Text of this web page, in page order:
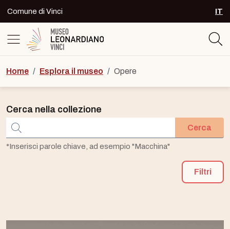
Comune di Vinci IT
Home / Esplora il museo / Opere
Cerca nella collezione
Cerca
*Inserisci parole chiave, ad esempio "Macchina"
Filtri